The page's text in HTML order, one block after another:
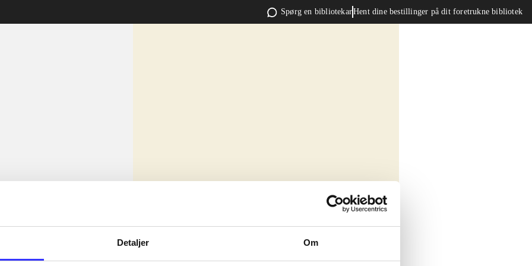
Detaljer Om
Spørg en bibliotekarHent dine bestillinger på dit foretrukne bibliotek
sit amet ...
sit amet ...